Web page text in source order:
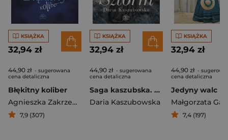
KSIĄŻKA
32,94 zł
44,90 zł - sugerowana
cena detaliczna
Błękitny koliber
Agnieszka Zakrzewska
7,9 (307)
KSIĄŻKA
32,94 zł
44,90 zł - sugerowana
cena detaliczna
Saga kaszubska. Tom 1. Sztorm
Daria Kaszubowska
KSIĄŻKA
32,94 zł
44,90 zł -
cena detaliczna
Jedyny walc
7,4 (197)